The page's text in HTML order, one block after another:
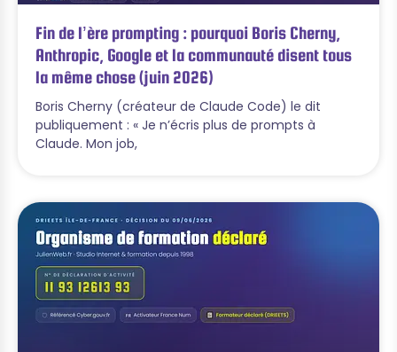
Fin de l’ère prompting : pourquoi Boris Cherny,
Anthropic, Google et la communauté disent tous
la même chose (juin 2026)
Boris Cherny (créateur de Claude Code) le dit
publiquement : « Je n’écris plus de prompts à
Claude. Mon job,